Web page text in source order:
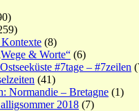
(8)
& Worte“ (6)
#7tage – #7zeilen
(41)
Normandie – Bretagne (1)
2018 (7)